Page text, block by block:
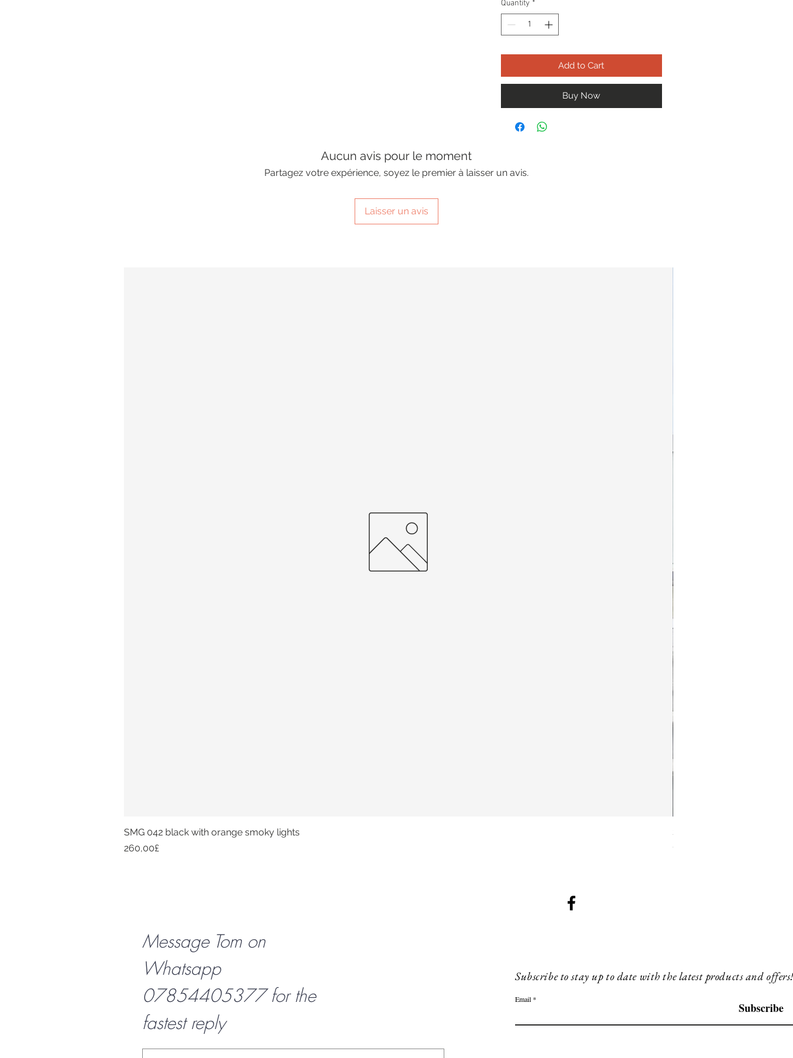
Quantity *
Add to Cart
Buy Now
Aucun avis pour le moment
Partagez votre expérience, soyez le premier à laisser un avis.
Laisser un avis
SMG 042 black with orange smoky lights
Price
260,00£
SMG 025 long
Price
180,00£
Message Tom on
Whatsapp
07854405377 for the
fastest reply
Subscribe to stay up to date with the latest products and
Email
Subscribe